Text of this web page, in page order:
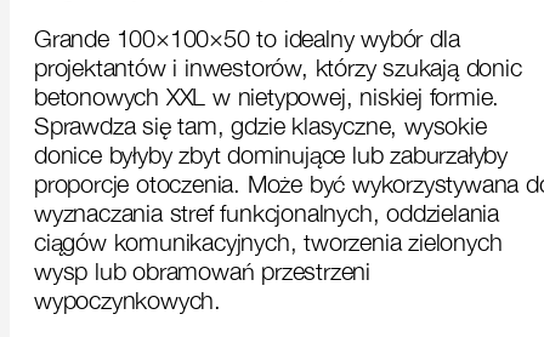
Grande 100×100×50 to idealny wybór dla
projektantów i inwestorów, którzy szukają donic
betonowych XXL w nietypowej, niskiej formie.
Sprawdza się tam, gdzie klasyczne, wysokie
donice byłyby zbyt dominujące lub zaburzałyby
proporcje otoczenia. Może być wykorzystywana
wyznaczania stref funkcjonalnych, oddzielania
ciągów komunikacyjnych, tworzenia zielonych
wysp lub obramowań przestrzeni
wypoczynkowych.